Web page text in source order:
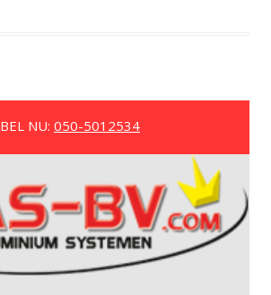
BEL NU: 050-5012534